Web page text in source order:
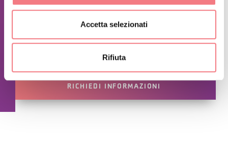
Accetta selezionati
Rifiuta
Servizio di istruttori di pattinaggio, terrazza solarium, feste di
E’ consigliato avere una sacca per riporre gli effetti personali ed
indumenti da riporre negli armadietti o negli spogliatoi durante
l’attività. E’ possibile acquistare delle borse alla cassa.
RICHIEDI INFORMAZIONI